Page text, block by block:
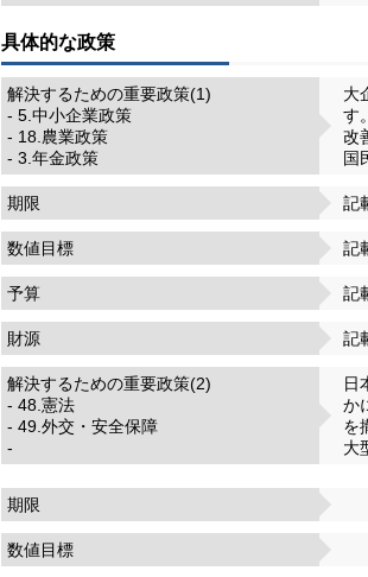
具体的な政策
解決するための重要政策(1)
- 5.中小企業政策
- 18.農業政策
- 3.年金政策
大
す
改
国
期限 記
数値目標 記
予算 記
財源 記
解決するための重要政策(2)
- 48.憲法
- 49.外交・安全保障
-
日
か
を
大
期限
数値目標